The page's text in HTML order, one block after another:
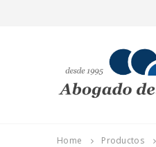
Home Productos